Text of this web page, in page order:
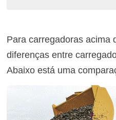
Para carregadoras acima
diferenças entre
Abaixo está uma